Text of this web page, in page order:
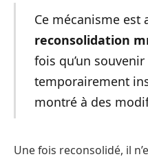
Ce mécanisme est
reconsolidation
fois qu’un
temporairement
montré à des
Une fois reconsolidé, il